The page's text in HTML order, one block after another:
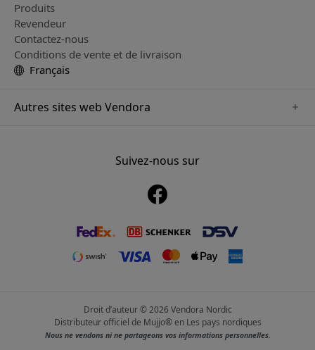
Produits
Revendeur
Contactez-nous
Conditions de vente et de livraison
Français
Autres sites web Vendora
www.clickandgrow.se
www.herqs.se
Suivez-nous sur
Droit d’auteur © 2026 Vendora Nordic
Distributeur officiel de Mujjo® en Les pays nordiques
Nous ne vendons ni ne partageons vos informations personnelles.